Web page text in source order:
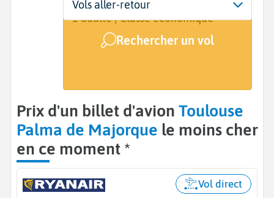
Départ
Toulouse (TLS)
Dates
2 sept. - 9 sept.
Voyageurs | Classe
1 adulte | Classe économique
Rechercher un vol
Vols aller-retour
Prix d'un billet d'avion Toulouse
Palma de Majorque le moins cher
en ce moment *
Vol direct